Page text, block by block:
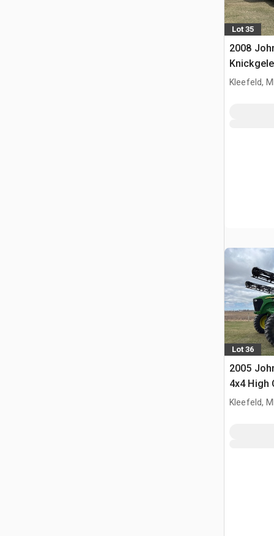
Lot 35
2008
Kleefeld,
Lot 36
2005
4x4 High
Kleefeld,